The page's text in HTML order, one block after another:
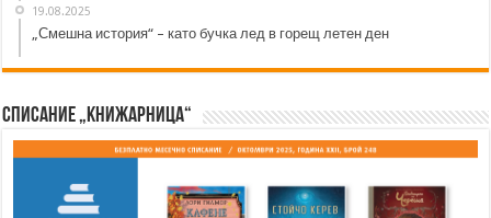
19.08.2025
„Смешна история“ – като бучка лед в горещ летен ден
Списание „Книжарница“